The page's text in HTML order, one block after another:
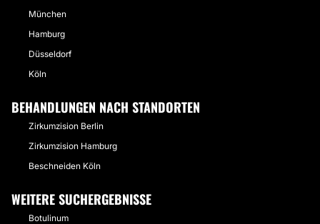
München
Hamburg
Düsseldorf
Köln
BEHANDLUNGEN NACH STANDORTEN
Zirkumzision Berlin
Zirkumzision Hamburg
Beschneiden Köln
WEITERE SUCHERGEBNISSE
Botulinum